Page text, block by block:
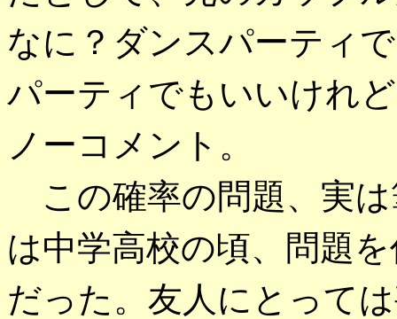
なに？ダンスパーティ
パーティでもいいけれ
ノーコメント。
この確率の問題、実
は中学高校の頃、問題
だった。友人にとって